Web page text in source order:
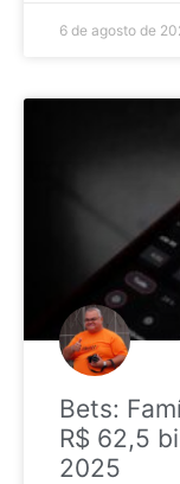
6 de agosto de
Bets:
R$ 62,5
2025